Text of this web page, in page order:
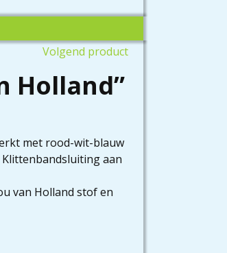
Volgend product
Holland”
met rood-wit-blauw
aan
van Holland stof en